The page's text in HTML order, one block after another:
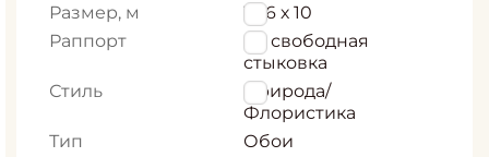
Размер, м
1,06 х 10
Раппорт
64 свободная
стыковка
Стиль
Природа/
Флористика
Тип
Обои